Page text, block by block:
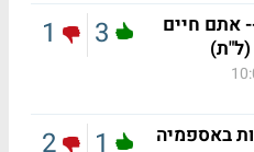
אתם חיים
3
1
באספמיה
1
2